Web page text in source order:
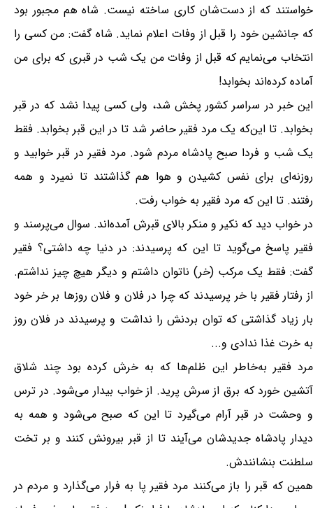
خواستند که از دست‌شان کاری ساخته نیست. شاه هم مجبور بود
که جانشین خود را قبل از وفات اعلام نماید. شاه گفت: من کسی را
انتخاب می‌نمایم که قبل از وفات من یک شب در قبری که برای من
آماده کرده‌اند بخوابد!
این خبر در سراسر کشور پخش شد، ولی کسی پیدا نشد که در قبر
بخوابد. تا این‌که یک مرد فقیر حاضر شد تا در این قبر بخوابد. فقط
یک شب و فردا صبح پادشاه مردم شود. مرد فقیر در قبر خوابید و
روزنه‌ای برای نفس کشیدن و هوا هم گذاشتند تا نمیرد و همه
رفتند. تا این که مرد فقیر به خواب رفت.
در خواب دید که نکیر و منکر بالای قبرش آمده‌اند. سوال می‌پرسند و
فقیر پاسخ می‌گوید تا این که پرسیدند: در دنیا چه داشتی؟ فقیر
گفت: فقط یک مرکب (خر) ناتوان داشتم و دیگر هیچ چیز نداشتم.
از رفتار فقیر با خر پرسیدند که چرا در فلان و فلان روزها بر خر خود
بار زیاد گذاشتی که توان بردنش را نداشت و پرسیدند در فلان روز
به خرت غذا ندادی و...
مرد فقیر به‌خاطر این ظلم‌ها که به خرش کرده بود چند شلاق
آتشین خورد که برق از سرش پرید. از خواب بیدار می‌شود. در ترس
و وحشت در قبر آرام می‌گیرد تا این که صبح می‌شود و همه به
دیدار پادشاه جدیدشان می‌آیند تا از قبر بیرونش کنند و بر تخت
سلطنت بنشانندش.
همین که قبر را باز می‌کنند مرد فقیر پا به فرار می‌گذارد و مردم در